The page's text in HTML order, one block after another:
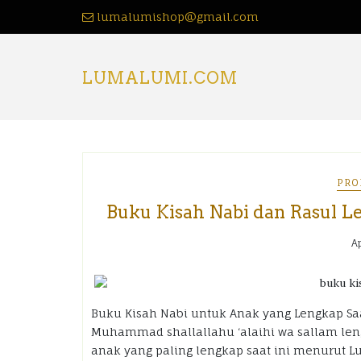
lumalumishop@gmail.com
LUMALUMI.COM
Buku Kisah Nabi dan Rasul
Buku Kisah Nabi untuk Anak yang Lengkap
Muhammad shallallahu ‘alaihi wa sallam
anak yang paling lengkap saat ini menurut